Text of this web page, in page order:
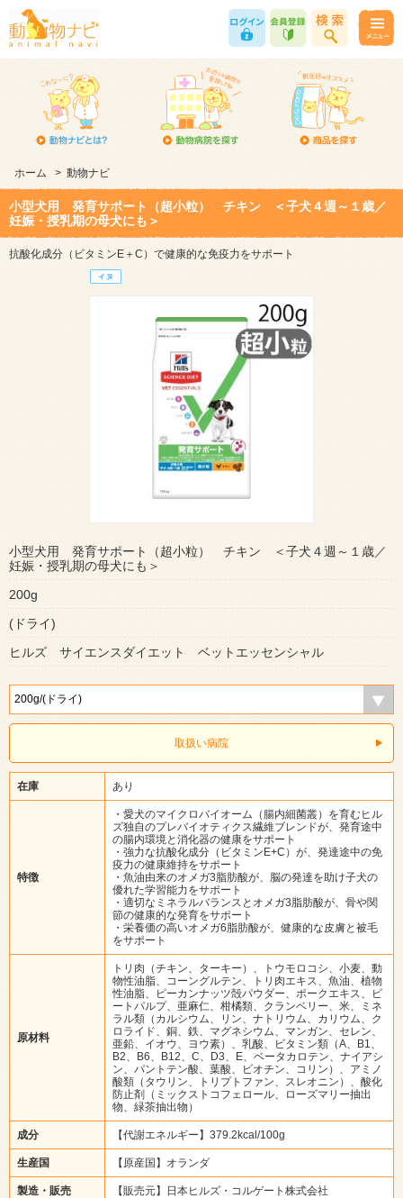
ホーム > 動物ナビ
小型犬用 発育サポート（超小粒） チキン ＜子犬４週～１歳／
妊娠・授乳期の母犬にも＞
抗酸化成分（ビタミンE＋C）で健康的な免疫力をサポート
小型犬用 発育サポート（超小粒） チキン ＜子犬４週～１歳／
妊娠・授乳期の母犬にも＞
200g
(ドライ)
ヒルズ サイエンスダイエット ベットエッセンシャル
取扱い病院
在庫 あり
特徴
・愛犬のマイクロバイオーム（腸内細菌叢）を育むヒル
ズ独自のプレバイオティクス繊維ブレンドが、発育途中
の腸内環境と消化器の健康をサポート
・強力な抗酸化成分（ビタミンE+C）が、発達途中の免
疫力の健康維持をサポート
・魚油由来のオメガ3脂肪酸が、脳の発達を助け子犬の
優れた学習能力をサポート
・適切なミネラルバランスとオメガ3脂肪酸が、骨や関
節の健康的な発育をサポート
・栄養価の高いオメガ6脂肪酸が、健康的な皮膚と被毛
をサポート
原材料
トリ肉（チキン、ターキー）、トウモロコシ、小麦、動
物性油脂、コーングルテン、トリ肉エキス、魚油、植物
性油脂、ピーカンナッツ殻パウダー、ポークエキス、ビ
ートパルプ、亜麻仁、柑橘類、クランベリー、米、ミネ
ラル類（カルシウム、リン、ナトリウム、カリウム、ク
ロライド、銅、鉄、マグネシウム、マンガン、セレン、
亜鉛、イオウ、ヨウ素）、乳酸、ビタミン類（A、B1、
B2、B6、B12、C、D3、E、ベータカロテン、ナイアシ
ン、パントテン酸、葉酸、ビオチン、コリン）、アミノ
酸類（タウリン、トリプトファン、スレオニン）、酸化
防止剤（ミックストコフェロール、ローズマリー抽出
物、緑茶抽出物）
成分 【代謝エネルギー】379.2kcal/100g
生産国 【原産国】オランダ
製造・販売 【販売元】日本ヒルズ・コルゲート株式会社